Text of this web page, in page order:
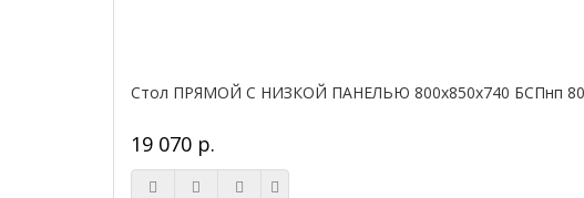
Стол ПРЯМОЙ С НИЗКОЙ ПАНЕЛЬЮ 800х850х740 БСПнп
19 070 р.